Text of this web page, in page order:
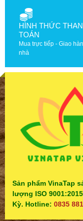
HÌNH THỨC
TOÁN
Mua trực tiếp - Giao
nhà
Sản phẩm VinaTap
lượng ISO
Kỳ. Hotline: 0835